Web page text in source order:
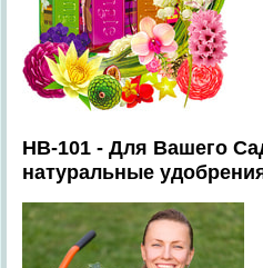
HB-101 - Для Вашего
натуральные